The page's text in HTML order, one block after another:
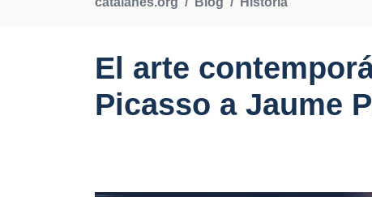
El arte
Picasso a Jaume